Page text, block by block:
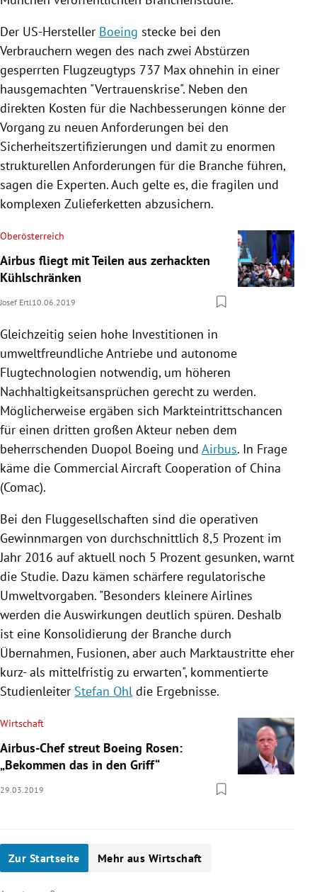
Der US-Hersteller Boeing stecke bei den
Verbrauchern wegen des nach zwei Abstürzen
gesperrten Flugzeugtyps 737 Max ohnehin in einer
hausgemachten "Vertrauenskrise". Neben den
direkten Kosten für die Nachbesserungen könne der
Vorgang zu neuen Anforderungen bei den
Sicherheitszertifizierungen und damit zu enormen
strukturellen Anforderungen für die Branche führen,
sagen die Experten. Auch gelte es, die fragilen und
komplexen Zulieferketten abzusichern.
Oberösterreich
Airbus fliegt mit Teilen aus zerhackten
Kühlschränken
Josef Ertl 10.06.2019
Gleichzeitig seien hohe Investitionen in
umweltfreundliche Antriebe und autonome
Flugtechnologien notwendig, um höheren
Nachhaltigkeitsansprüchen gerecht zu werden.
Möglicherweise ergäben sich Markteintrittschancen
für einen dritten großen Akteur neben dem
beherrschenden Duopol Boeing und Airbus. In Frage
käme die Commercial Aircraft Cooperation of China
(Comac).
Bei den Fluggesellschaften sind die operativen
Gewinnmargen von durchschnittlich 8,5 Prozent im
Jahr 2016 auf aktuell noch 5 Prozent gesunken, warnt
die Studie. Dazu kämen schärfere regulatorische
Umweltvorgaben. "Besonders kleinere Airlines
werden die Auswirkungen deutlich spüren. Deshalb
ist eine Konsolidierung der Branche durch
Übernahmen, Fusionen, aber auch Marktaustritte eher
kurz- als mittelfristig zu erwarten", kommentierte
Studienleiter Stefan Ohl die Ergebnisse.
Wirtschaft
Airbus-Chef streut Boeing Rosen:
„Bekommen das in den Griff“
29.03.2019
Zur Startseite Mehr aus Wirtschaft